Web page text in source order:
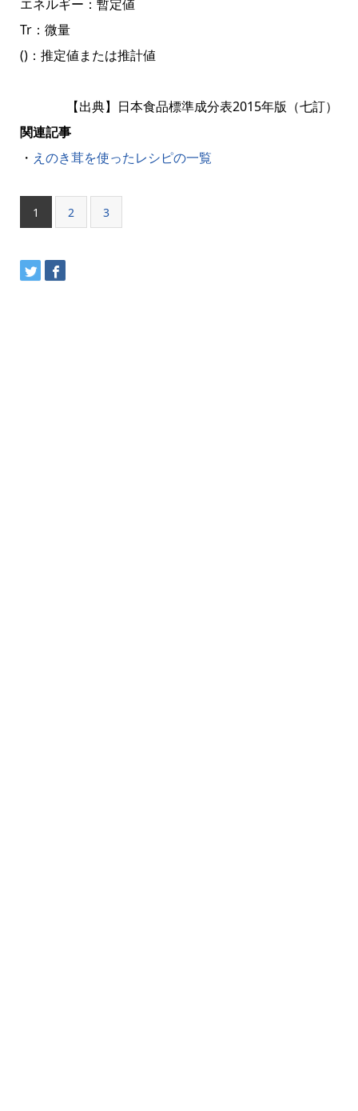
エネルギー：暫定値
Tr：微量
()：推定値または推計値
【出典】日本食品標準成分表2015年版（七訂）
関連記事
・ えのき茸を使ったレシピの一覧
1 2 3